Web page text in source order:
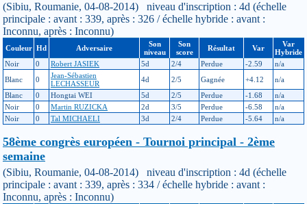
(Sibiu, Roumanie, 04-08-2014) niveau d'inscription : 4d (échelle
principale : avant : 339, après : 326 / échelle hybride : avant :
Inconnu, après : Inconnu)
Couleur Hd Adversaire
Son
niveau
Son
score
Résultat Var
Var
Hybride
Noir
0 Robert JASIEK 5d 2/4 Perdue -2.59
n/a
Blanc
0
Jean-Sébastien
LECHASSEUR
4d 2/5 Gagnée +4.12
n/a
Blanc
0 Hongtai WEI 5d 2/5 Perdue -1.68
n/a
Noir
0 Martin RUZICKA 2d 3/5 Perdue -6.58
n/a
Noir
0 Tal MICHAELI 3d 2/4 Perdue -5.64 n/a
58ème congrès européen - Tournoi principal - 2ème
semaine
(Sibiu, Roumanie, 04-08-2014) niveau d'inscription : 4d (échelle
principale : avant : 339, après : 334 / échelle hybride : avant :
Inconnu, après : Inconnu)